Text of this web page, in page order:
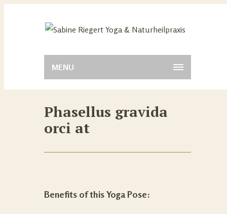
MENU
Phasellus gravida
orci at
Benefits of this Yoga Pose: